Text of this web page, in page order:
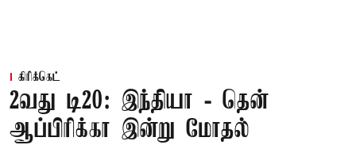
கிரிக்கெட்
2வது டி20: இந்தியா - தென்
ஆப்பிரிக்கா இன்று மோதல்